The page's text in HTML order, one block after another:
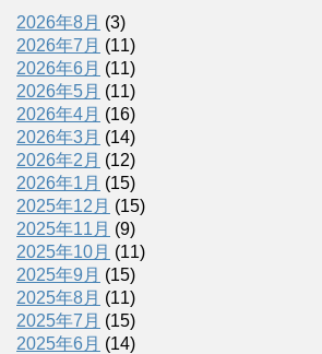
2026年8月 (3)
2026年7月 (11)
2026年6月 (11)
2026年5月 (11)
2026年4月 (16)
2026年3月 (14)
2026年2月 (12)
2026年1月 (15)
2025年12月 (15)
2025年11月 (9)
2025年10月 (11)
2025年9月 (15)
2025年8月 (11)
2025年7月 (15)
2025年6月 (14)